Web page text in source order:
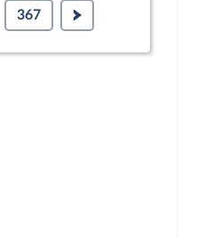
367